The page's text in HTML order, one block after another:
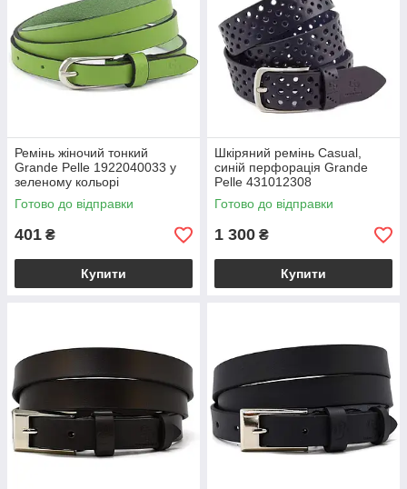
Ремінь жіночий тонкий
Grande Pelle 1922040033 у
зеленому кольорі
Готово до відправки
401 ₴
Купити
Шкіряний ремінь Casual,
синій перфорація Grande
Pelle 431012308
Готово до відправки
1 300 ₴
Купити